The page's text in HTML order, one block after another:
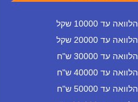
הלוואה עד 10000 שקל
הלוואה עד 20000 שקל
הלוואה עד 30000 ש"ח
הלוואה עד 40000 ש"ח
הלוואה עד 50000 ש"ח